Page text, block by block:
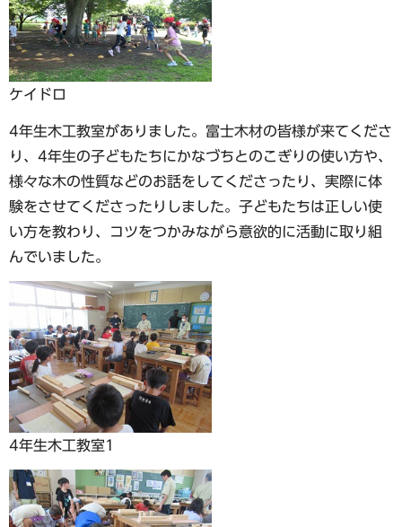
ケイドロ
4年生木工教室がありました。富士木材の皆様が来てくださ
り、4年生の子どもたちにかなづちとのこぎりの使い方や、
様々な木の性質などのお話をしてくださったり、実際に体
験をさせてくださったりしました。子どもたちは正しい使
い方を教わり、コツをつかみながら意欲的に活動に取り組
んでいました。
4年生木工教室1